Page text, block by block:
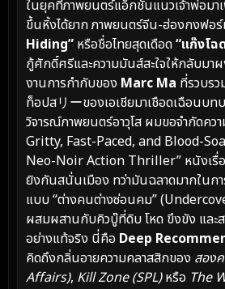
ในยุคที่ภาพยนตร์แอ็กชันแนวเจ้าพ่อมา
ขึ้นหิ้งได้ยาก ภาพยนตร์จีน-ฮ่องกงฟอ
Hiding” หรือชื่อไทยสุดเดือด“แก๊งโฉ
กู้ศักดิ์ศรีและความมันส์สะใจให้กลับมา
งานการกำกับของ Marc Ma ที่รวบร
ท็อปสリーของเอเชียมาเชือดเฉือนบ
วิจารณ์ภาพยนตร์อาวุโส ผมขอจำกัดควา
Gritty, Fast-Paced, and Blood-
Neo-Noir Action Thriller” หนังเรื่อ
ยิงกันสนั่นเมือง ทว่ามันฉลาดมากในก
แบบ “ต่างคนต่างซ่อนคม”
ผสมผสานกับคิวบู๊ที่ดิบ โหด ขึงขัง และ
อย่างแท้จริง นี่คือ Deep
คิดถึงกลิ่นอายความคลาสสิกของ สอง
Affairs), Kill Zone (SPL)หรือ The